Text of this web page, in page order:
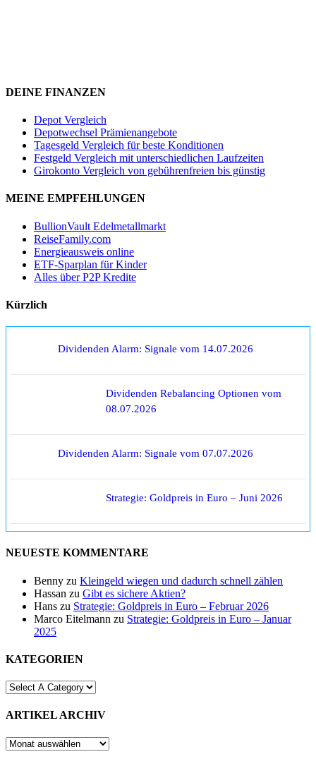
DEINE FINANZEN
Depot Vergleich
Depotwechsel Prämienangebote
Tagesgeld Vergleich für beste Konditionen
Festgeld Vergleich mit unterschiedlichen Laufzeiten
Girokonto Vergleich von gebührenfreien bis günstig
MEINE EMPFEHLUNGEN
BullionVault Edelmetallmarkt
ReiseFamily.com
Energieausweis online
ETF-Sparplan für Kinder
Alles über P2P Kredite
Kürzlich
Dividenden Alarm: Signale vom 14.07.2026
Dividenden Rebalancing Optionen vom
08.07.2026
Dividenden Alarm: Signale vom 07.07.2026
Strategie: Goldpreis in Euro – Juni 2026
NEUESTE KOMMENTARE
Benny zu Kleingeld wiegen und dadurch schnell zählen
Hassan zu Gibt es sichere Aktien?
Hans zu Strategie: Goldpreis in Euro – Februar 2026
Marco Eitelmann zu Strategie: Goldpreis in Euro – Januar
2025
KATEGORIEN
ARTIKEL ARCHIV
ARTIKEL